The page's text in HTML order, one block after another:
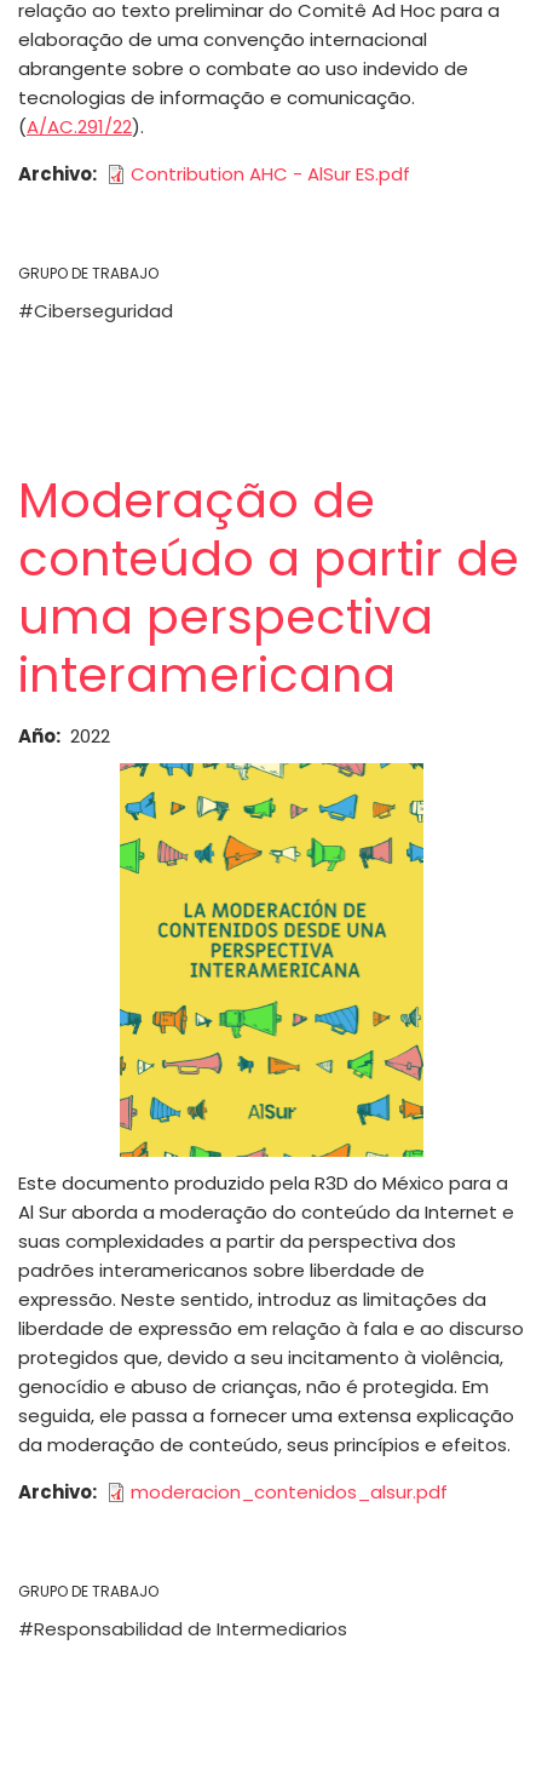
relação ao texto preliminar do Comitê Ad Hoc para a
elaboração de uma convenção internacional
abrangente sobre o combate ao uso indevido de
tecnologias de informação e comunicação.
(A/AC.291/22).
Archivo
Contribution AHC - AlSur ES.pdf
GRUPO DE TRABAJO
Ciberseguridad
Moderação de
conteúdo a partir de
uma perspectiva
interamericana
Año 2022
Este documento produzido pela R3D do México para a
Al Sur aborda a moderação do conteúdo da Internet e
suas complexidades a partir da perspectiva dos
padrões interamericanos sobre liberdade de
expressão. Neste sentido, introduz as limitações da
liberdade de expressão em relação à fala e ao discurso
protegidos que, devido a seu incitamento à violência,
genocídio e abuso de crianças, não é protegida. Em
seguida, ele passa a fornecer uma extensa explicação
da moderação de conteúdo, seus princípios e efeitos.
Archivo
moderacion_contenidos_alsur.pdf
GRUPO DE TRABAJO
Responsabilidad de Intermediarios